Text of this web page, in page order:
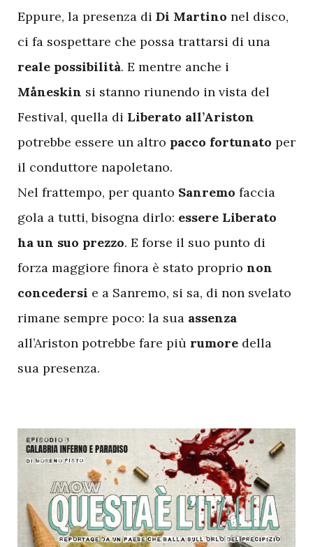
Eppure, la presenza di Di Martino nel disco,
ci fa sospettare che possa trattarsi di una
reale possibilità. E mentre anche i
Måneskin si stanno riunendo in vista del
Festival, quella di Liberato all’Ariston
potrebbe essere un altro pacco fortunato per
il conduttore napoletano.
Nel frattempo, per quanto Sanremo faccia
gola a tutti, bisogna dirlo: essere Liberato
ha un suo prezzo. E forse il suo punto di
forza maggiore finora è stato proprio non
concedersi e a Sanremo, si sa, di non svelato
rimane sempre poco: la sua assenza
all’Ariston potrebbe fare più rumore della
sua presenza.